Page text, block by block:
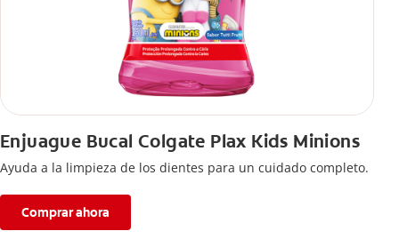
Enjuague Bucal Colgate Plax Kids Minions
Ayuda a la limpieza de los dientes para un cuidado completo.
Comprar ahora